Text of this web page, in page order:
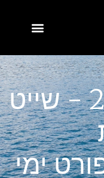
מגזין סקיפר 24 - שייט
ימי